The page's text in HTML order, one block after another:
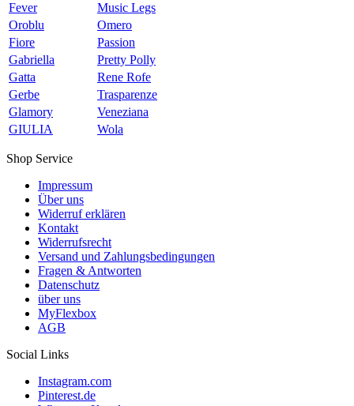
Fever
Music Legs
Oroblu
Omero
Fiore
Passion
Gabriella
Pretty Polly
Gatta
Rene Rofe
Gerbe
Trasparenze
Glamory
Veneziana
GIULIA
Wola
Shop Service
Impressum
Über uns
Widerruf erklären
Kontakt
Widerrufsrecht
Versand und Zahlungsbedingungen
Fragen & Antworten
Datenschutz
über uns
MyFlexbox
AGB
Social Links
Instagram.com
Pinterest.de